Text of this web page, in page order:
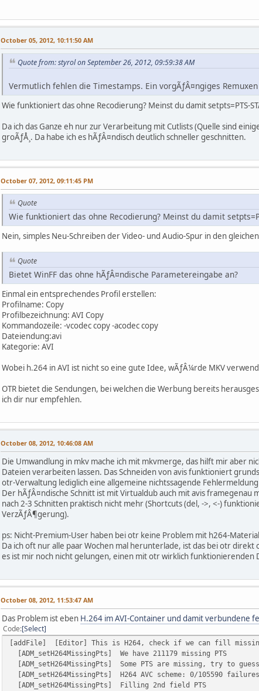
October 05, 2012, 10:11:50 AM
Quote from: styrol on September 26, 2012, 09:59:38 AM
Vermutlich fehlen die Timestamps. Ein vorgÃƒÂ¤ngiges
Wie funktioniert das ohne Recodierung? Meinst du damit setpts=PTS-
Da ich das Ganze eh nur zur Verarbeitung mit Cutlists (Quelle sind
groÃƒÅ¸. Da habe ich es hÃƒÂ¤ndisch deutlich schneller geschnitten.
October 07, 2012, 09:11:45 PM
Quote
Wie funktioniert das ohne Recodierung? Meinst du damit
Nein, simples Neu-Schreiben der Video- und Audio-Spur in den
Quote
Bietet WinFF das ohne hÃƒÂ¤ndische Parametereingabe an?
Einmal ein entsprechendes Profil erstellen:
Profilname: Copy
Profilbezeichnung: AVI Copy
Kommandozeile: -vcodec copy -acodec copy
Dateiendung:avi
Kategorie: AVI
Wobei h.264 in AVI ist nicht so eine gute Idee, wÃƒÂ¼rde MKV
OTR bietet die Sendungen, bei welchen die Werbung bereits
ich dir nur empfehlen.
October 08, 2012, 10:46:08 AM
Die Umwandlung in mkv mache ich mit mkvmerge, das hilft mir aber
Dateien verarbeiten lassen. Das Schneiden von avis funktioniert
otr-Verwaltung lediglich eine allgemeine nichtssagende
Der hÃƒÂ¤ndische Schnitt ist mit Virtualdub auch mit avis
nach 2-3 Schnitten praktisch nicht mehr (Shortcuts (del, ->, <-)
VerzÃƒÂ¶gerung).
ps: Nicht-Premium-User haben bei otr keine Problem mit h264-
Da ich oft nur alle paar Wochen mal herunterlade, ist das bei otr
es ist mir noch nicht gelungen, einen mit otr wirklich funktionierenden
October 08, 2012, 11:53:47 AM
Das Problem ist eben H.264 im AVI-Container und damit verbundene
Code Select
[addFile] [Editor] This is H264, check if we can fill
[ADM_setH264MissingPts] We have 211179 missing PTS
[ADM_setH264MissingPts] Some PTS are missing, try to
[ADM_setH264MissingPts] H264 AVC scheme: 0/105590
[ADM_setH264MissingPts] Filling 2nd field PTS